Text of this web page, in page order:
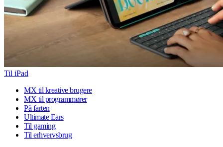
Til iPad
MX til kreative brugere
MX til programmører
På farten
Ultimate Ears
Til gaming
Til erhvervsbrug